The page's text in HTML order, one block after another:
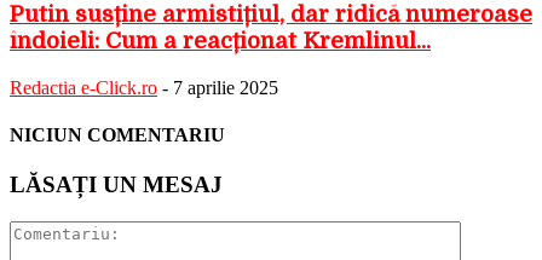
Putin susține armistițiul, dar ridică numeroase
îndoieli: Cum a reacționat Kremlinul...
Redactia e-Click.ro - 7 aprilie 2025
NICIUN COMENTARIU
LĂSAȚI UN MESAJ